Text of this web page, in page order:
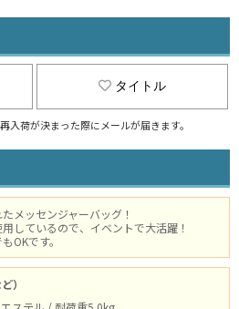
タイトル
荷が決まった際にメールが届きます。
メッセンジャーバッグ！
しているので、イベントで大活躍！
OKです。
）